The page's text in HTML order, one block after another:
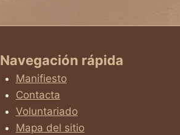
Navegación rápida
Manifiesto
Contacta
Voluntariado
Mapa del sitio